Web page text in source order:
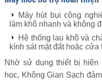
Máy hút bụi công
làm khô nhanh và không
Hệ thống lau khô và
kính sát mặt đất hoặc
Nhờ sử dụng thiết bị
học, Không Gian Sạch